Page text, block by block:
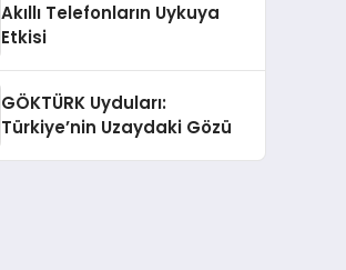
Getirecek
Akıllı Telefonların Uykuya
Etkisi
GÖKTÜRK Uyduları:
Türkiye’nin Uzaydaki Gözü